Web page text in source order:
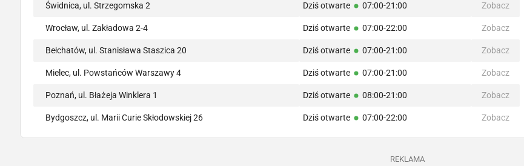
Świdnica, ul. Strzegomska 2 Dziś otwarte 07:00-21:00 Zobacz
Wrocław, ul. Zakładowa 2-4 Dziś otwarte 07:00-22:00 Zobacz
Bełchatów, ul. Stanisława Staszica 20 Dziś otwarte 07:00-21:00 Zobacz
Mielec, ul. Powstańców Warszawy 4 Dziś otwarte 07:00-21:00 Zobacz
Poznań, ul. Błażeja Winklera 1 Dziś otwarte 08:00-21:00 Zobacz
Bydgoszcz, ul. Marii Curie Skłodowskiej 26 Dziś otwarte 07:00-22:00 Zobacz
REKLAMA